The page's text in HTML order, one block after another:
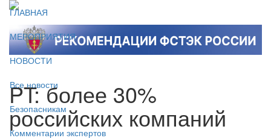
ГЛАВНАЯ
МЕРОПРИЯТИЯ
НОВОСТИ
Все новости
Безопасникам
Комментарии экспертов
PT: более 30%
российских компаний